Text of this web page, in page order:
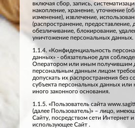
включая сбор, запись,
накопление, хранение, уточнение
изменение), извлечение,
(распространение, предоставление,
обезличивание, блокирование,
уничтожение персональных данных.
1.1.4. «Конфиденциальность
данных» - обязательное для
Оператором или иным получившим
персональным данным лицом
допускать их распространения без
субъекта персональных данных или
иного законного основания.
1.1.5. «Пользователь сайта
(далее Пользователь)» – лицо,
Сайту, посредством сети Интернет и
использующее Сайт .